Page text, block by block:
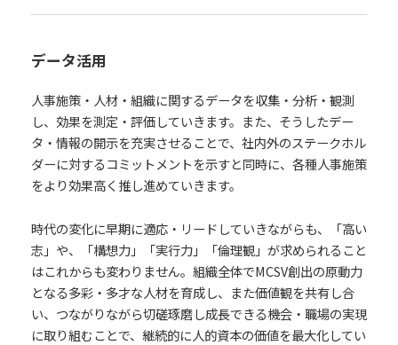
データ活用
人事施策・人材・組織に関するデータを収集・分析・観測
し、効果を測定・評価していきます。また、そうしたデー
タ・情報の開示を充実させることで、社内外のステークホル
ダーに対するコミットメントを示すと同時に、各種人事施策
をより効果高く推し進めていきます。
時代の変化に早期に適応・リードしていきながらも、「高い
志」や、「構想力」「実行力」「倫理観」が求められること
はこれからも変わりません。組織全体でMCSV創出の原動力
となる多彩・多才な人材を育成し、また価値観を共有し合
い、つながりながら切磋琢磨し成長できる機会・職場の実現
に取り組むことで、継続的に人的資本の価値を最大化してい